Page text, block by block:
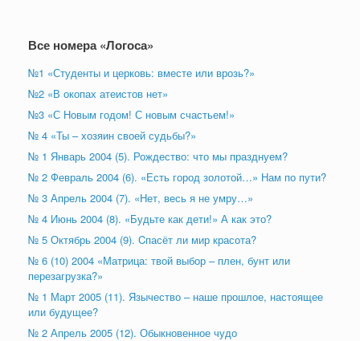
Все номера «Логоса»
№1 «Студенты и церковь: вместе или врозь?»
№2 «В окопах атеистов нет»
№3 «С Новым годом! С новым счастьем!»
№ 4 «Ты – хозяин своей судьбы?»
№ 1 Январь 2004 (5). Рождество: что мы празднуем?
№ 2 Февраль 2004 (6). «Есть город золотой…» Нам по пути?
№ 3 Апрель 2004 (7). «Нет, весь я не умру…»
№ 4 Июнь 2004 (8). «Будьте как дети!» А как это?
№ 5 Октябрь 2004 (9). Cпасёт ли мир красота?
№ 6 (10) 2004 «Матрица: твой выбор – плен, бунт или
перезагрузка?»
№ 1 Март 2005 (11). Язычество – наше прошлое, настоящее
или будущее?
№ 2 Апрель 2005 (12). Обыкновенное чудо